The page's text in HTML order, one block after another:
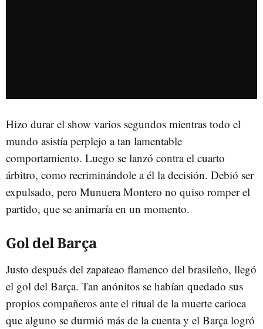
Hizo durar el show varios segundos mientras todo el
mundo asistía perplejo a tan lamentable
comportamiento. Luego se lanzó contra el cuarto
árbitro, como recriminándole a él la decisión. Debió ser
expulsado, pero Munuera Montero no quiso romper el
partido, que se animaría en un momento.
Gol del Barça
Justo después del zapateao flamenco del brasileño, llegó
el gol del Barça. Tan anónitos se habían quedado sus
propios compañeros ante el ritual de la muerte carioca
que alguno se durmió más de la cuenta y el Barça logró